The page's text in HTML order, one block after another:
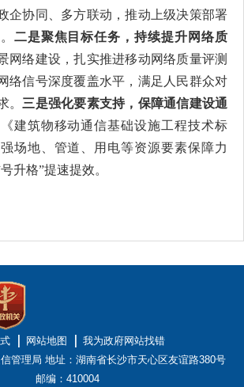
企协同、多方联动，推动上级决策部署
二是聚焦目标任务，持续提升网络质
网络建设，扎实推进移动网络质量评测
络信号深度覆盖水平，满足人民群众对
。 三是强化要素支持，保障通信建设通
建筑物移动通信基础设施工程技术标
场地、管道、用电等资源要素保障力
升格”提速提效。
网站地图
我为政府网站找错
管理局 地址：湖南省长沙市天心区友谊路380号
邮编：410004